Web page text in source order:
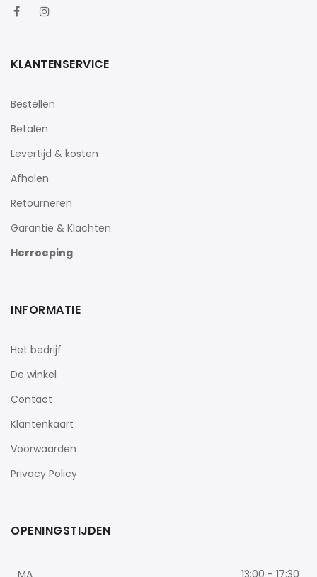
KLANTENSERVICE
Bestellen
Betalen
Levertijd & kosten
Afhalen
Retourneren
Garantie & Klachten
Herroeping
INFORMATIE
Het bedrijf
De winkel
Contact
Klantenkaart
Voorwaarden
Privacy Policy
OPENINGSTIJDEN